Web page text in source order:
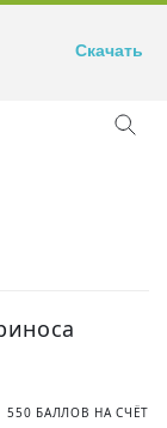
550 БАЛЛОВ НА СЧЁТ
Скачать